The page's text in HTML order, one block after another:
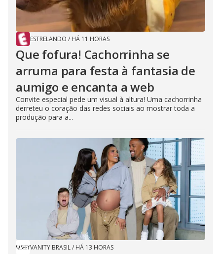
ESTRELANDO / HÁ 11 HORAS
Que fofura! Cachorrinha se
arruma para festa à fantasia de
aumigo e encanta a web
Convite especial pede um visual à altura! Uma cachorrinha
derreteu o coração das redes sociais ao mostrar toda a
produção para a...
VANITY BRASIL/ HÁ 13 HORAS